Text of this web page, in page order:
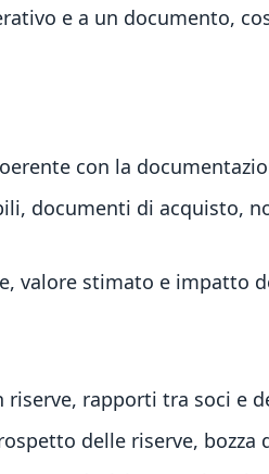
e a un documento,
con la
documenti di acquisto,
valore stimato e impatto
riserve, rapporti tra soci e
delle riserve,